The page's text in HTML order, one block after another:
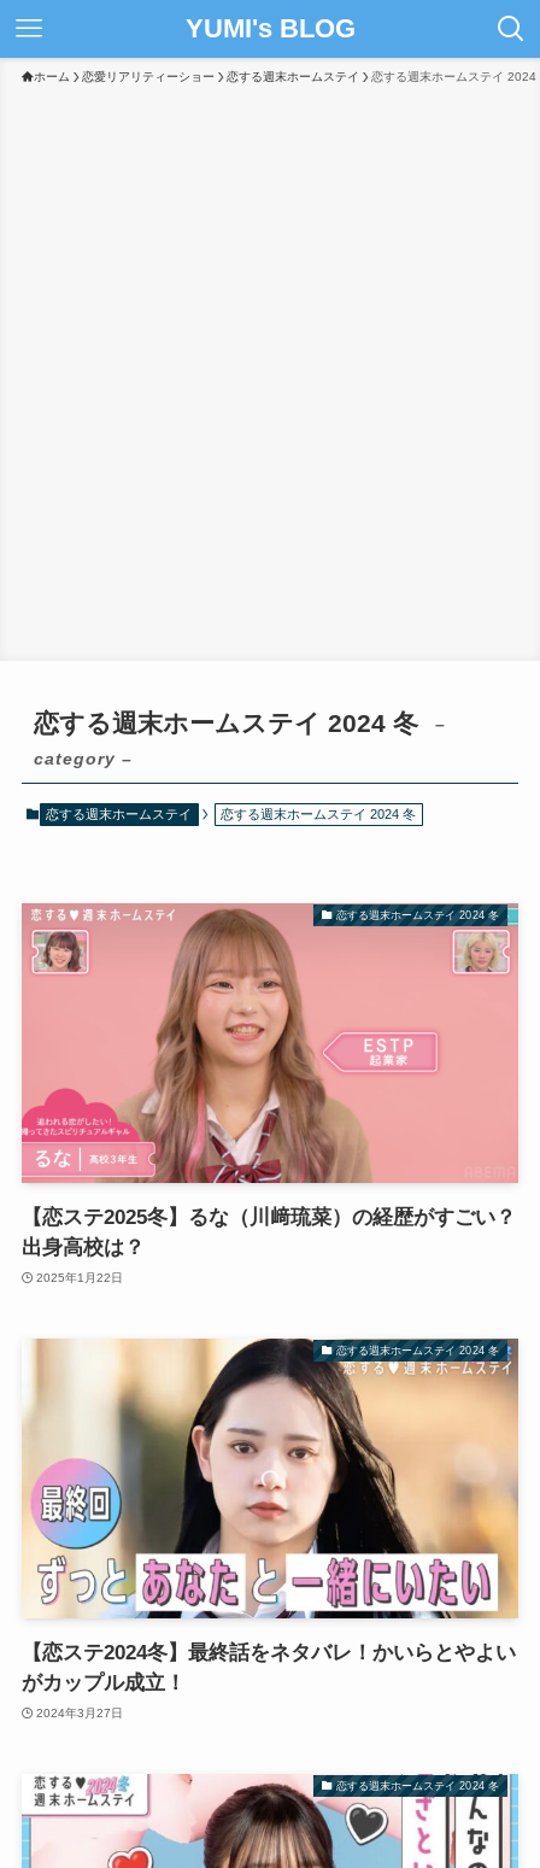
YUMI's BLOG
ホーム 恋愛リアリティーショー 恋する週末ホームステイ 恋する週末ホームステイ 2024
恋する週末ホームステイ 2024 冬
–
category –
恋する週末ホームステイ 恋する週末ホームステイ 2024 冬
恋する週末ホームステイ 2024 冬
【恋ステ2025冬】るな（川﨑琉菜）の経歴がすごい？
出身高校は？
2025年1月22日
恋する週末ホームステイ 2024 冬
【恋ステ2024冬】最終話をネタバレ！かいらとやよい
がカップル成立！
2024年3月27日
恋する週末ホームステイ 2024 冬